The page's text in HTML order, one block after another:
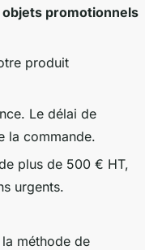
promotionnels
produit
Le délai de
la commande.
plus de 500 € HT,
urgents.
méthode de